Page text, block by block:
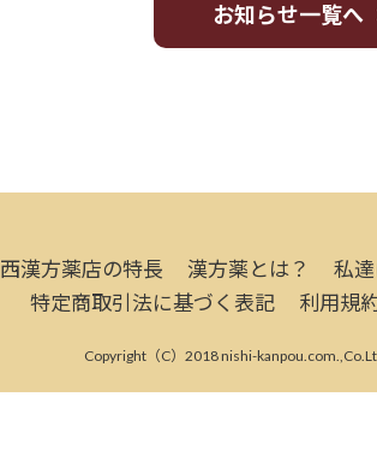
お知らせ一覧へ
西漢方薬店の特長 漢方薬とは？ 私
特定商取引法に基づく表記
利用規
Copyright（C）2018 nishi-